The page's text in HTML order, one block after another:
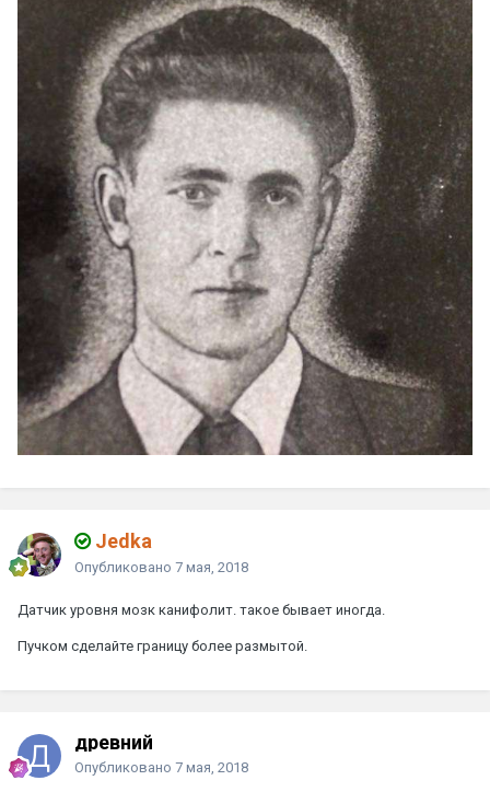
Jedka
Опубликовано 7 мая, 2018
Датчик уровня мозк канифолит. такое бывает иногда.
Пучком сделайте границу более размытой.
древний
Опубликовано 7 мая, 2018